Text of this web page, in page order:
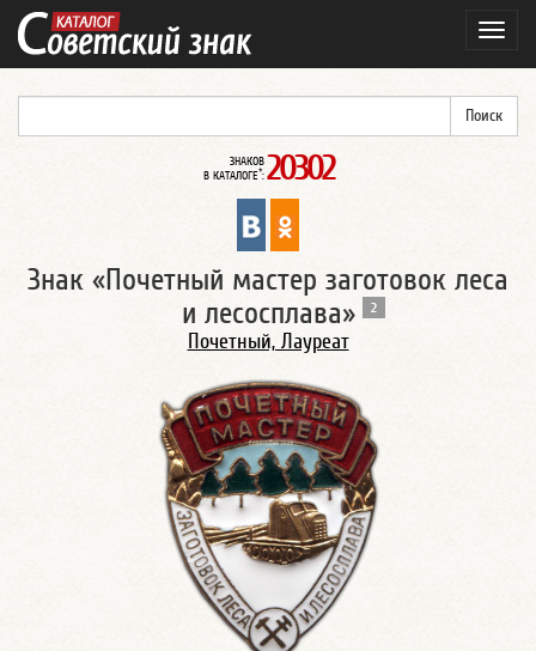
ЗНАКОВ
В КАТАЛОГЕ*: 20302
Знак «Почетный мастер заготовок леса
и лесосплава»
2
Почетный, Лауреат